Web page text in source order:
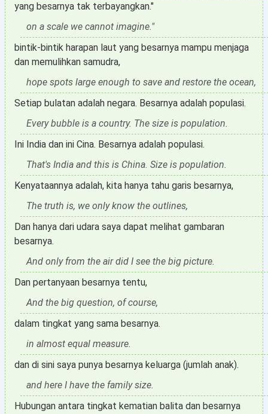
yang besarnya tak terbayangkan."
on a scale we cannot imagine."
bintik-bintik harapan laut yang besarnya mampu menjaga
dan memulihkan samudra,
hope spots large enough to save and restore the ocean,
Setiap bulatan adalah negara. Besarnya adalah populasi.
Every bubble is a country. The size is population.
Ini India dan ini Cina. Besarnya adalah populasi.
That's India and this is China. Size is population.
Kenyataannya adalah, kita hanya tahu garis besarnya,
The truth is, we only know the outlines,
Dan hanya dari udara saya dapat melihat gambaran
besarnya.
And only from the air did I see the big picture.
Dan pertanyaan besarnya tentu,
And the big question, of course,
dalam tingkat yang sama besarnya.
in almost equal measure.
dan di sini saya punya besarnya keluarga (jumlah anak).
and here I have the family size.
Hubungan antara tingkat kematian balita dan besarnya